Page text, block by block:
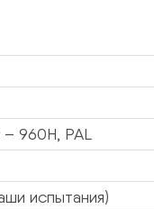
960H, PAL
испытания)